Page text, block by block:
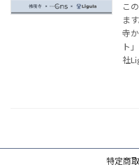
こ
ま
寺
ト
社
特定商